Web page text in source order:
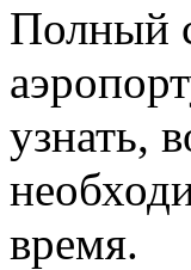
Полный
узнать,
время.